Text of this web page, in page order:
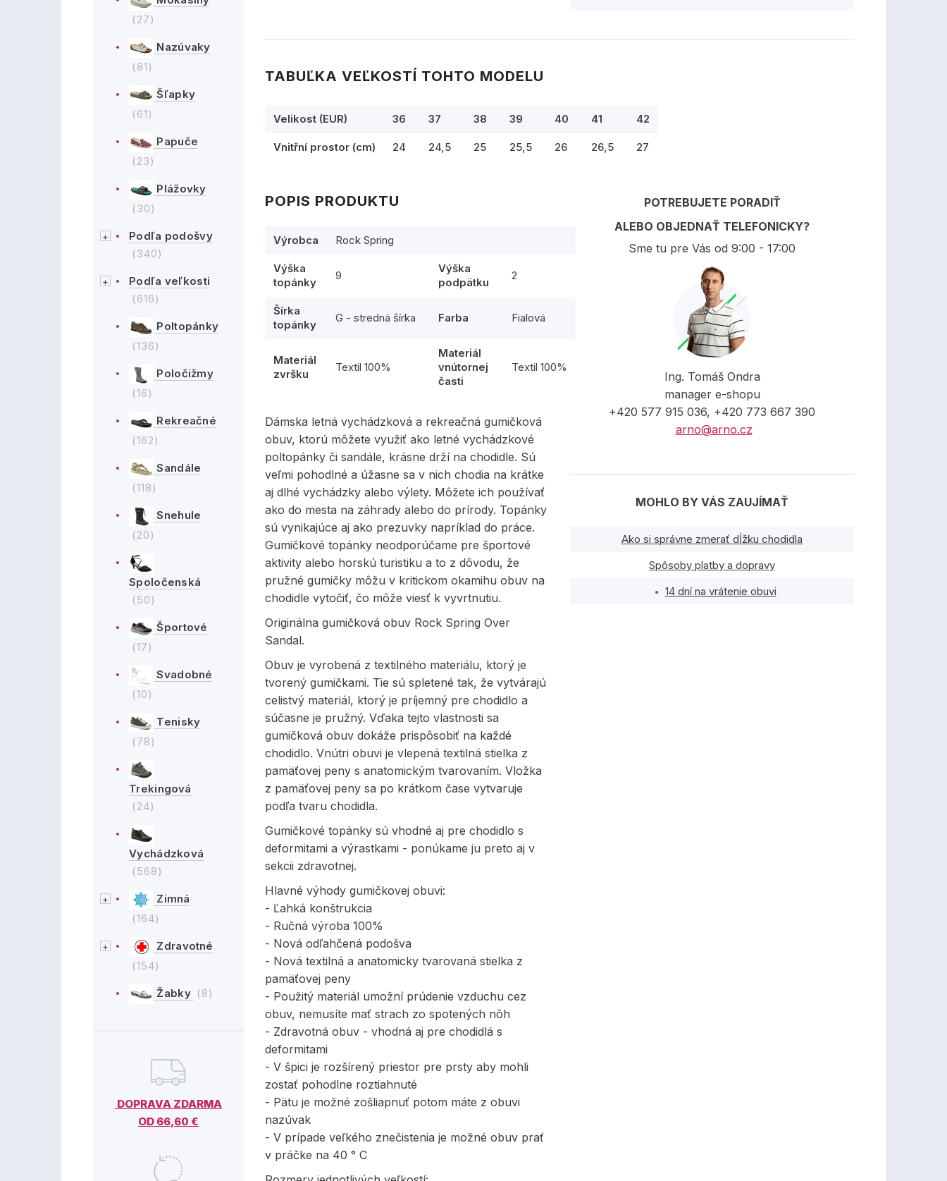
(27)
Nazúvaky
(81)
Šľapky
(61)
Papuče
(23)
Plážovky
(30)
Podľa podošvy
(340)
Podľa veľkosti
(616)
Poltopánky
(136)
Poločižmy
(16)
Rekreačné
(162)
Sandále
(118)
Snehule
(20)
Spoločenská
(50)
Športové
(17)
Svadobné
(10)
Tenisky
(78)
Trekingová
(24)
Vychádzková
(568)
Zimná
(164)
Zdravotné
(154)
Žabky (8)
DOPRAVA ZDARMA
OD 66,60 €
TABUĽKA VEĽKOSTÍ TOHTO MODELU
Velikost (EUR) 36 37 38 39 40 41 42
Vnitřní prostor (cm) 24 24,5 25 25,5 26 26,5 27
POPIS PRODUKTU
Výrobca Rock Spring
Výška
topánky
9
Výška
podpätku
2
Šírka
topánky
G - stredná šírka Farba Fialová
Materiál
zvršku
Textil 100%
Materiál
vnútornej
časti
Textil 100%
Dámska letná vychádzková a rekreačná gumičková
obuv, ktorú môžete využiť ako letné vychádzkové
poltopánky či sandále, krásne drží na chodidle. Sú
veľmi pohodlné a úžasne sa v nich chodia na krátke
aj dlhé vychádzky alebo výlety. Môžete ich používať
ako do mesta na záhrady alebo do prírody. Topánky
sú vynikajúce aj ako prezuvky napríklad do práce.
Gumičkové topánky neodporúčame pre športové
aktivity alebo horskú turistiku a to z dôvodu, že
pružné gumičky môžu v kritickom okamihu obuv na
chodidle vytočiť, čo môže viesť k vyvrtnutiu.
Originálna gumičková obuv Rock Spring Over
Sandal.
Obuv je vyrobená z textilného materiálu, ktorý je
tvorený gumičkami. Tie sú spletené tak, že vytvárajú
celistvý materiál, ktorý je príjemný pre chodidlo a
súčasne je pružný. Vďaka tejto vlastnosti sa
gumičková obuv dokáže prispôsobiť na každé
chodidlo. Vnútri obuvi je vlepená textilná stielka z
pamäťovej peny s anatomickým tvarovaním. Vložka
z pamäťovej peny sa po krátkom čase vytvaruje
podľa tvaru chodidla.
Gumičkové topánky sú vhodné aj pre chodidlo s
deformitami a výrastkami - ponúkame ju preto aj v
sekcii zdravotnej.
Hlavné výhody gumičkovej obuvi:
- Ľahká konštrukcia
- Ručná výroba 100%
- Nová odľahčená podošva
- Nová textilná a anatomicky tvarovaná stielka z
pamäťovej peny
- Použitý materiál umožní prúdenie vzduchu cez
obuv, nemusíte mať strach zo spotených nôh
- Zdravotná obuv - vhodná aj pre chodidlá s
deformitami
- V špici je rozšírený priestor pre prsty aby mohli
zostať pohodlne roztiahnuté
- Pätu je možné zošliapnuť potom máte z obuvi
nazúvak
- V prípade veľkého znečistenia je možné obuv prať
v práčke na 40 ° C
POTREBUJETE PORADIŤ
ALEBO OBJEDNAŤ TELEFONICKY?
Sme tu pre Vás od 9:00 - 17:00
Ing. Tomáš Ondra
manager e-shopu
+420 577 915 036, +420 773 667 390
arno@arno.cz
MOHLO BY VÁS ZAUJÍMAŤ
Ako si správne zmerať dĺžku chodidla
Spôsoby platby a dopravy
14 dní na vrátenie obuvi